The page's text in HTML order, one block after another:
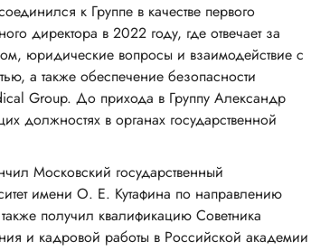
к Группе в качестве первого
директора в 2022 году, где отвечает за
юридические вопросы и взаимодействие с
а также обеспечение безопасности
Group. До прихода в Группу Александр
должностях в органах государственной
Московский государственный
имени О. Е. Кутафина по направлению
получил квалификацию Советника
и кадровой работы в Российской академии